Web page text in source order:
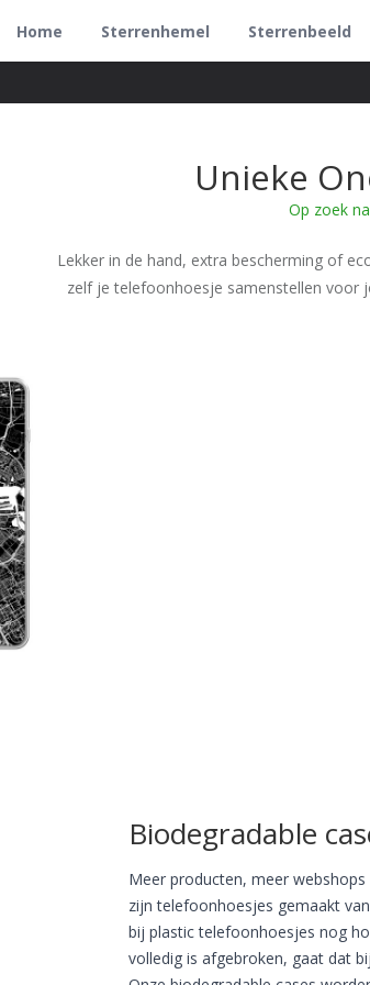
Home Sterrenhemel Sterrenbeeld
Unieke
Op zoek
Lekker in de hand, extra bescherming of
zelf je telefoonhoesje samenstellen voor
Biodegradable
Meer producten, meer
zijn telefoonhoesjes gemaakt
bij plastic telefoonhoesjes nog
volledig is afgebroken, gaat dat